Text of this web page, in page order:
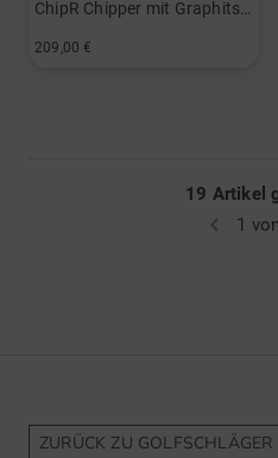
209,00 €
19 Artikel
1
ZURÜCK ZU GOLFSCHLÄGER